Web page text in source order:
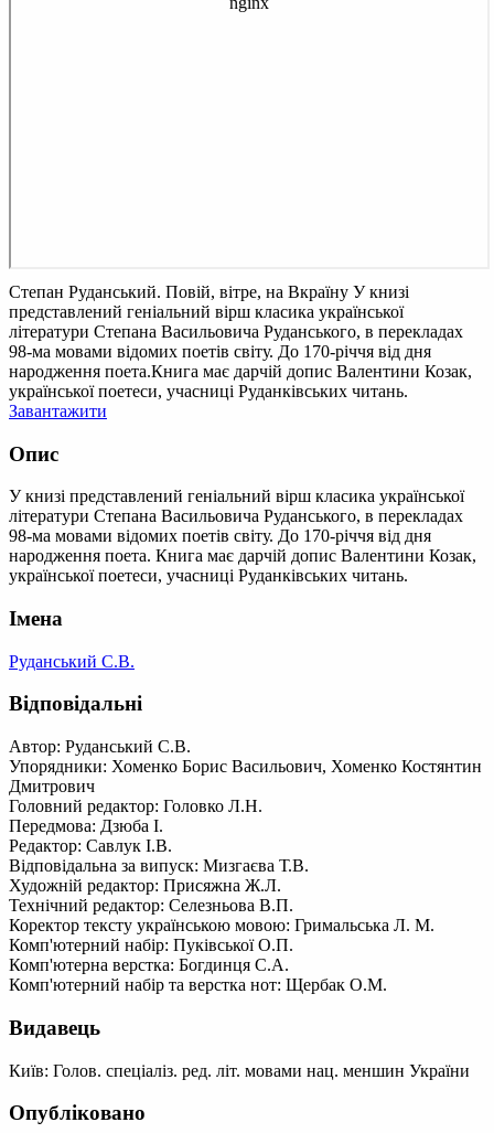
Степан Руданський. Повій, вітре, на Вкраїну У книзі
представлений геніальний вірш класика української
літератури Степана Васильовича Руданського, в перекладах
98-ма мовами відомих поетів світу. До 170-річчя від дня
народження поета.Книга має дарчій допис Валентини Козак,
української поетеси, учасниці Руданківських читань.
Завантажити
Опис
У книзі представлений геніальний вірш класика української
літератури Степана Васильовича Руданського, в перекладах
98-ма мовами відомих поетів світу. До 170-річчя від дня
народження поета. Книга має дарчій допис Валентини Козак,
української поетеси, учасниці Руданківських читань.
Імена
Руданський С.В.
Відповідальні
Автор: Руданський С.В.
Упорядники: Хоменко Борис Васильович, Хоменко Костянтин
Дмитрович
Головний редактор: Головко Л.Н.
Передмова: Дзюба І.
Редактор: Савлук І.В.
Відповідальна за випуск: Мизгаєва Т.В.
Художній редактор: Присяжна Ж.Л.
Технічний редактор: Селезньова В.П.
Коректор тексту українською мовою: Гримальська Л. М.
Комп'ютерний набір: Пуківської О.П.
Комп'ютерна верстка: Богдинця С.А.
Комп'ютерний набір та верстка нот: Щербак О.М.
Видавець
Київ: Голов. спеціаліз. ред. літ. мовами нац. меншин України
Опубліковано